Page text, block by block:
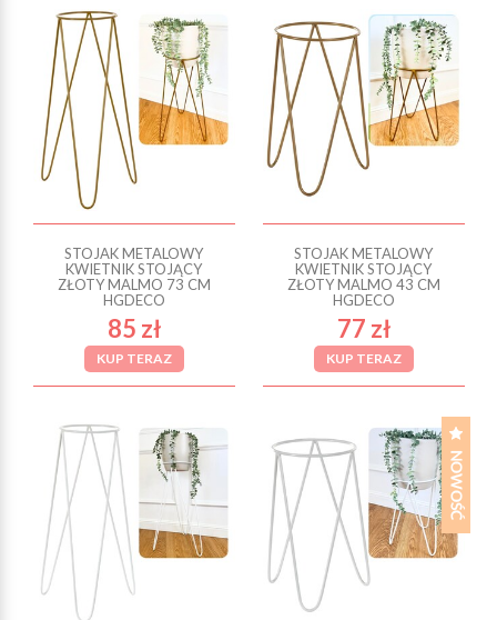
STOJAK METALOWY
KWIETNIK STOJĄCY
ZŁOTY MALMO 73 CM
HGDECO
85 zł
KUP TERAZ
STOJAK METALOWY
KWIETNIK STOJĄCY
ZŁOTY MALMO 43 CM
HGDECO
77 zł
KUP TERAZ